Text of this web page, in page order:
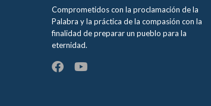
Comprometidos con la proclamación de la
Palabra y la práctica de la compasión con la
finalidad de preparar un pueblo para la
eternidad.